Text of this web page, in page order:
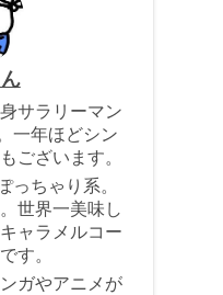
サラリーマン
一年ほどシン
ございます。
っちゃり系。
世界一美味し
ャラメルコー
す。
ガやアニメが